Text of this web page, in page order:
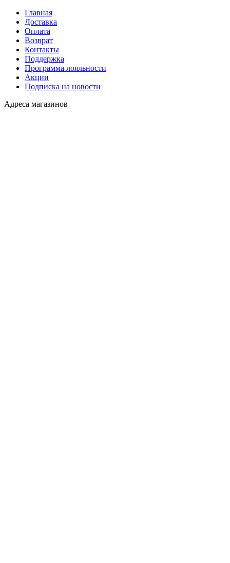
Главная
Доставка
Оплата
Возврат
Контакты
Поддержка
Программа лояльности
Акции
Подписка на новости
Адреса магазинов